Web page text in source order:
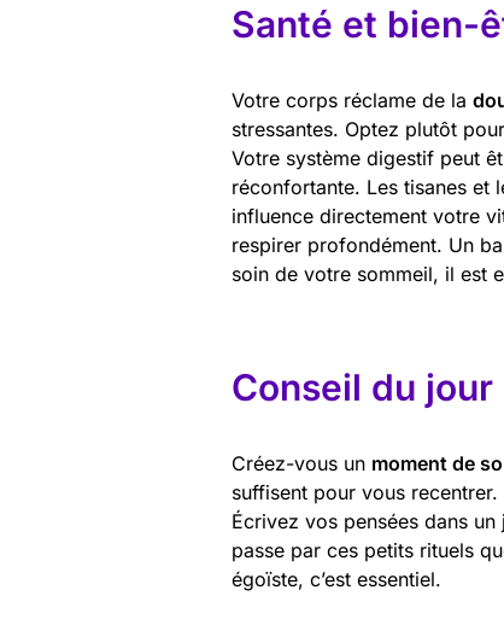
Santé et bien-
Votre corps réclame de la
stressantes. Optez plutôt
Votre système digestif peut
réconfortante. Les tisanes et
influence directement votre
respirer profondément. Un
soin de votre sommeil, il est
Conseil du jour
Créez-vous un moment de
suffisent pour vous
Écrivez vos pensées dans
passe par ces petits rituels
égoïste, c’est essentiel.